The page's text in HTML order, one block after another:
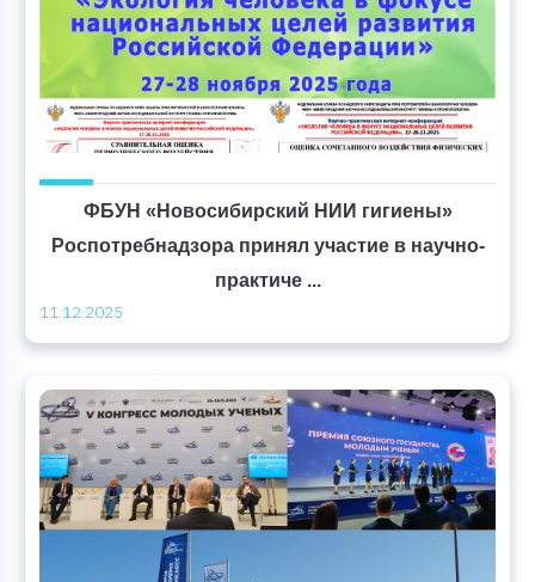
ФБУН «Новосибирский НИИ гигиены»
Роспотребнадзора принял участие в научно-
практиче ...
11.12.2025